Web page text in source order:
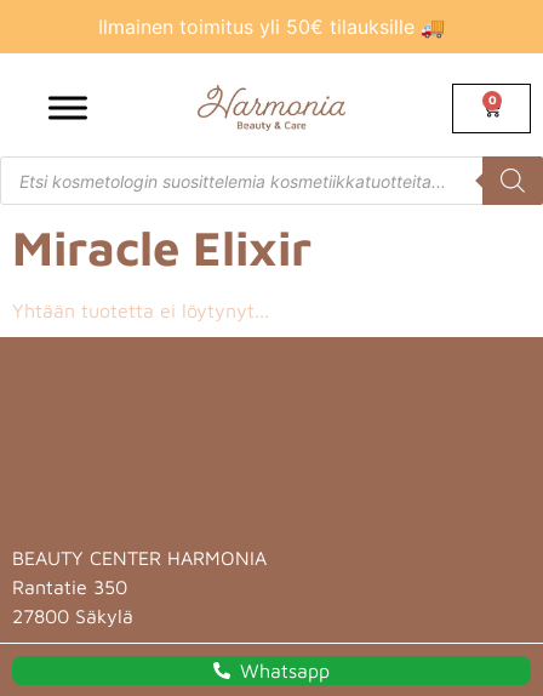
Ilmainen toimitus yli 50€ tilauksille 🚚
0
Miracle Elixir
Yhtään tuotetta ei löytynyt...
BEAUTY CENTER HARMONIA
Rantatie 350
27800 Säkylä
Whatsapp